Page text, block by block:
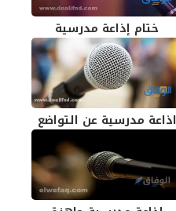
ختام إذاعة مدرسية
اذاعة مدرسية عن التواضع